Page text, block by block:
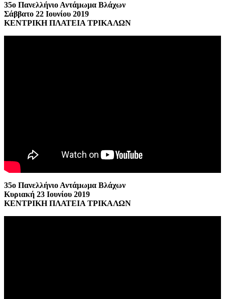
35ο Πανελλήνιο Αντάμωμα Βλάχων
Σάββατο 22 Ιουνίου 2019
ΚΕΝΤΡΙΚΗ ΠΛΑΤΕΙΑ ΤΡΙΚΑΛΩΝ
35ο Πανελλήνιο Αντάμωμα Βλάχων
Κυριακή 23 Ιουνίου 2019
ΚΕΝΤΡΙΚΗ ΠΛΑΤΕΙΑ ΤΡΙΚΑΛΩΝ